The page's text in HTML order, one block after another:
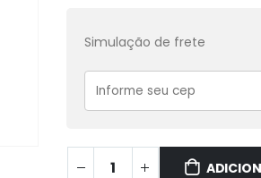
Simulação de frete